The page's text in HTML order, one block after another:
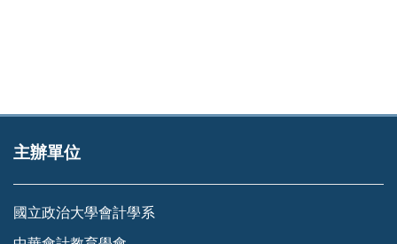
主辦單位
國立政治大學會計學系